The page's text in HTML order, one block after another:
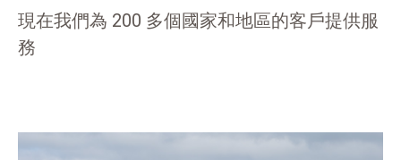
現在我們為 200 多個國家和地區的客戶提供服
務